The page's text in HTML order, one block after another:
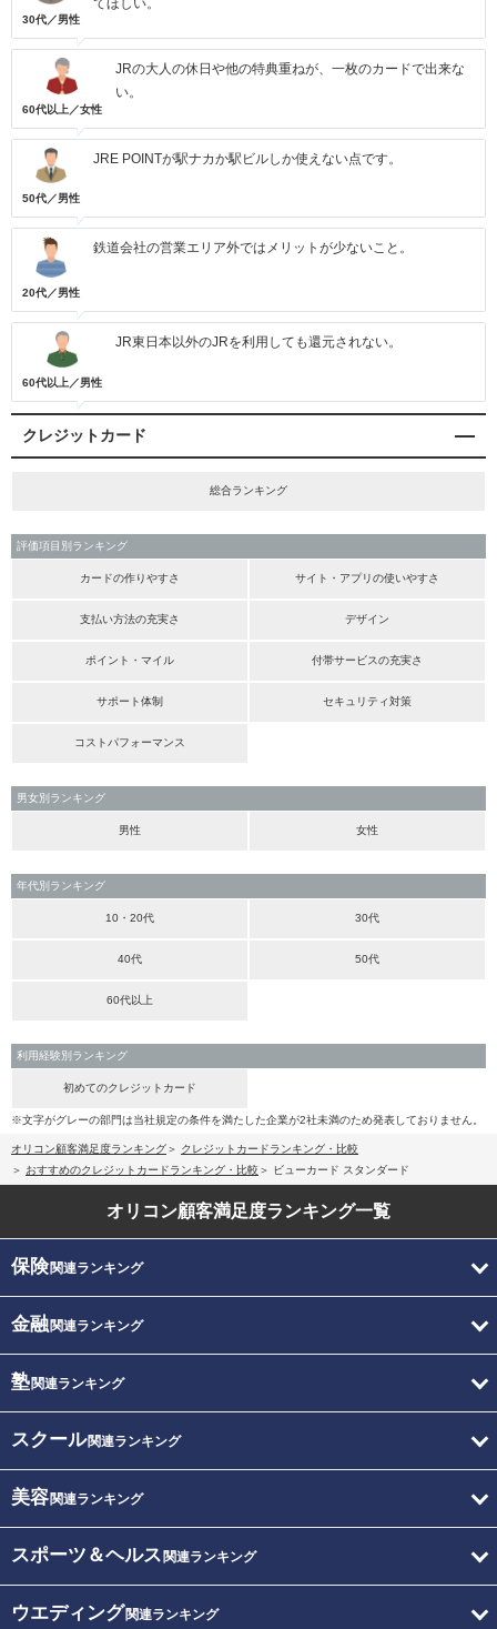
30代／男性
60代以上／女性
JRの大人の休日や他の特典重ねが、一枚のカードで出来な
い。
50代／男性
JRE POINTが駅ナカか駅ビルしか使えない点です。
20代／男性
鉄道会社の営業エリア外ではメリットが少ないこと。
60代以上／男性
JR東日本以外のJRを利用しても還元されない。
クレジットカード
総合ランキング
評価項目別ランキング
カードの作りやすさ サイト・アプリの使いやすさ
支払い方法の充実さ デザイン
ポイント・マイル 付帯サービスの充実さ
サポート体制 セキュリティ対策
コストパフォーマンス
男女別ランキング
男性 女性
年代別ランキング
10・20代 30代
40代 50代
60代以上
利用経験別ランキング
初めてのクレジットカード
※文字がグレーの部門は当社規定の条件を満たした企業が2社未満のため発表しておりません。
オリコン顧客満足度ランキング
クレジットカードランキング・比較
おすすめのクレジットカードランキング・比較
ビューカード スタンダード
オリコン顧客満足度ランキング一覧
保険関連ランキング
金融関連ランキング
塾関連ランキング
スクール関連ランキング
美容関連ランキング
スポーツ＆ヘルス 関連ランキング
ウエディング関連ランキング